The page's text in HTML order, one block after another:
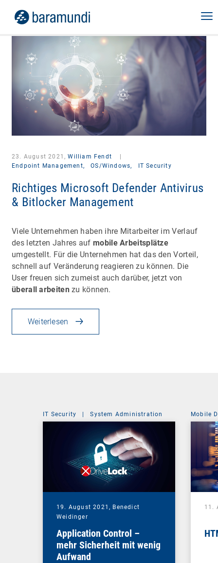
23. August 2021,William Fendt
Endpoint Management,
OS/Windows, IT Security
Richtiges Microsoft Defender Antivirus
& Bitlocker Management
Viele Unternehmen haben ihre Mitarbeiter im Verlauf
des letzten Jahres auf mobile Arbeitsplätze
umgestellt. Für die Unternehmen hat das den Vorteil,
schnell auf Veränderung reagieren zu können. Die
User freuen sich zumeist auch darüber, jetzt von
überall arbeiten zu können.
Weiterlesen
IT Security System Administration
19. August 2021, Benedict
Weidinger
Application Control –
mehr Sicherheit mit wenig
Aufwand
Mobile
11.